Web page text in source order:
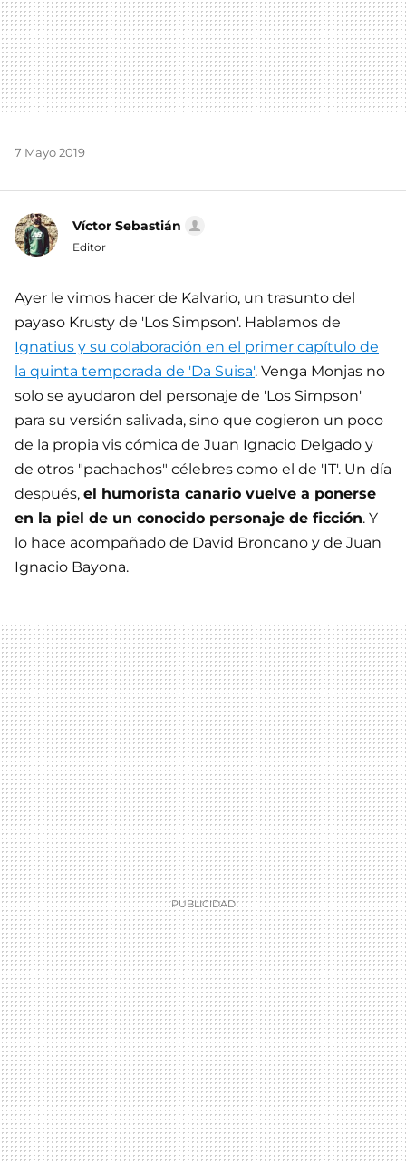
7 Mayo 2019
Víctor Sebastián
Editor
Ayer le vimos hacer de Kalvario, un trasunto del
payaso Krusty de 'Los Simpson'. Hablamos de
Ignatius y su colaboración en el primer capítulo de
la quinta temporada de 'Da Suisa'. Venga Monjas no
solo se ayudaron del personaje de 'Los Simpson'
para su versión salivada, sino que cogieron un poco
de la propia vis cómica de Juan Ignacio Delgado y
de otros "pachachos" célebres como el de 'IT'. Un día
después, el humorista canario vuelve a ponerse
en la piel de un conocido personaje de ficción. Y
lo hace acompañado de David Broncano y de Juan
Ignacio Bayona.